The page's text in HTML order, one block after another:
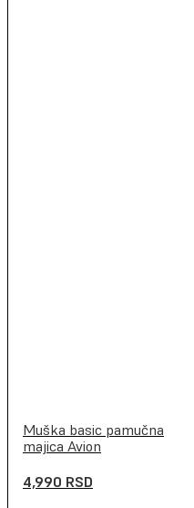
Muška basic pamučna
majica Avion
4,990 RSD